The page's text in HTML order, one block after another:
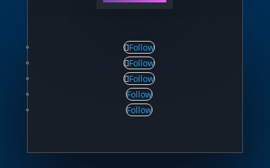
Follow
Follow
Follow
Follow
Follow